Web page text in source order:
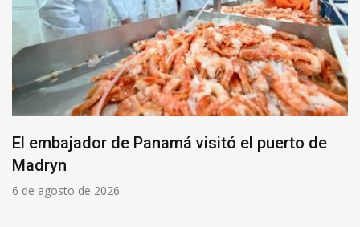
El embajador de Panamá visitó el puerto de
Madryn
6 de agosto de 2026